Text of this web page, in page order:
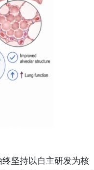
坚持以自主研发为核